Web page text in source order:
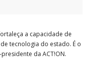
a capacidade de
tecnologia do estado. É o
da ACT!ON.